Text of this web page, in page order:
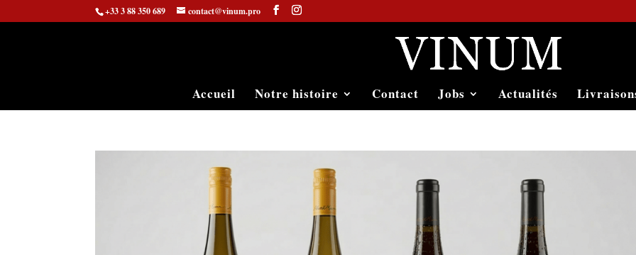
+33 3 88 350 689 contact@vinum.pro
Accueil Notre histoire Contact Jobs Actualités